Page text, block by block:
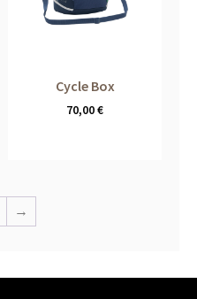
Cycle Box
70,00€
→